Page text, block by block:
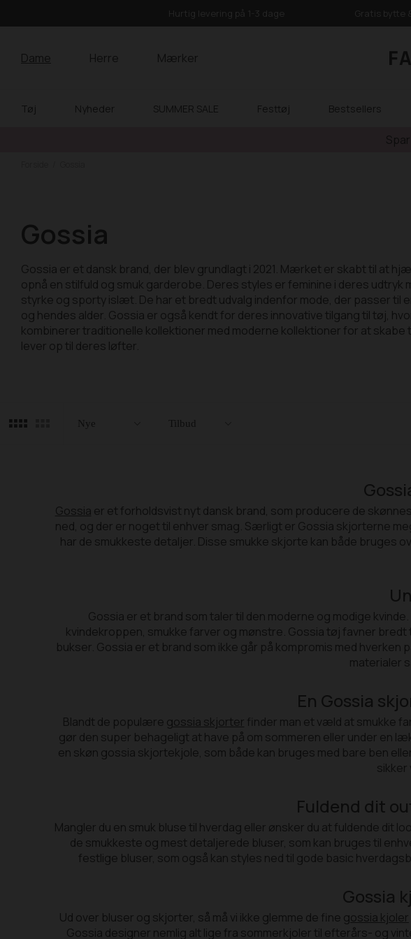
Hurtig levering på 1-3 dage Gratis bytte
Dame Herre Mærker
Tøj Nyheder SUMMER SALE Festtøj Bestsellers
Gossia
Gossia er et dansk brand, der blev grundlagt i 2021. Mærket er skabt til at
opnå en stilfuld og smuk garderobe. Deres styles er feminine i deres udtryk
styrke og sporty islæt. De har et bredt udvalg indenfor mode, der passer til
og hendes alder. Gossia er også kendt for deres innovative tilgang til tøj,
kombinerer traditionelle kollektioner med moderne kollektioner for at skabe
lever op til deres løfter.
Nye Tilbud
Gossia er et forholdsvist nyt dansk brand, som producere de
ned, og der er noget til enhver smag. Særligt er Gossia skjorterne
har de smukkeste detaljer. Disse smukke skjorte kan både bruges
Gossia er et brand som taler til den moderne og modige
kvindekroppen, smukke farver og mønstre. Gossia tøj favner
bukser. Gossia er et brand som ikke går på kompromis med
materialer
En Gossia
Blandt de populære gossia skjorter finder man et væld at smukke
gør den super behageligt at have på om sommeren eller under en
en skøn gossia skjortekjole, som både kan bruges med bare ben
sikker
Fuldend dit
Mangler du en smuk bluse til hverdag eller ønsker du at fuldende dit
de smukkeste og mest detaljerede bluser, som kan bruges til
festlige bluser, som også kan styles ned til gode basic
Gossia
Ud over bluser og skjorter, så må vi ikke glemme de fine gossia kjoler
Gossia designer nemlig alt lige fra sommerkjoler til efterårs- og